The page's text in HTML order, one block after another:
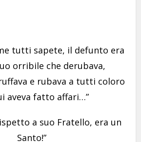
tutti sapete, il defunto era
orribile che derubava,
e rubava a tutti coloro
aveva fatto affari…”
a suo Fratello, era un
Santo!”